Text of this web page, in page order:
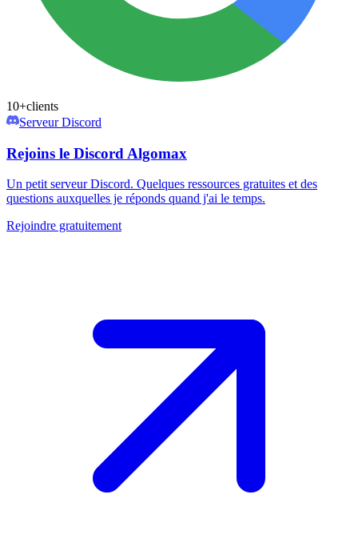
10+clients
Serveur Discord
Rejoins le Discord Algomax
Un petit serveur Discord. Quelques ressources gratuites et des
questions auxquelles je réponds quand j'ai le temps.
Rejoindre gratuitement